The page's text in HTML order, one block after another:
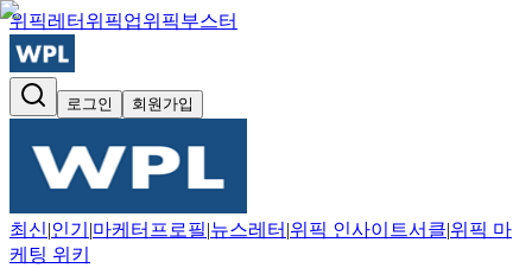
위픽레터 위픽업위픽부스터
로그인 회원가입
최신|인기 |마케터프로필|뉴스레터 |위픽 인사이트서클|위픽 마
케팅 위키